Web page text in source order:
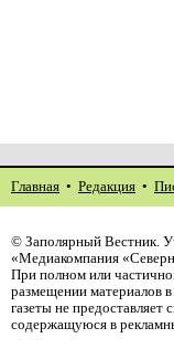
Главная • Редакция •
© Заполярный Вестник.
«Медиакомпания
При полном или
размещении материалов
газеты не
содержащуюся в